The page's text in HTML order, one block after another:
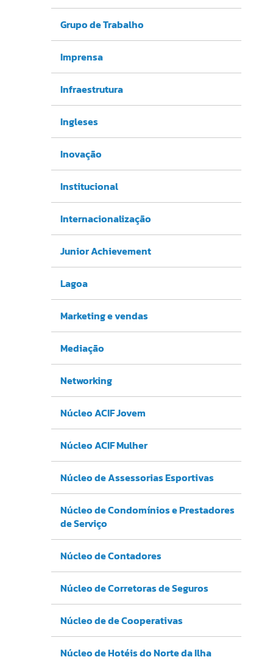
Grupo de Trabalho
Imprensa
Infraestrutura
Ingleses
Inovação
Institucional
Internacionalização
Junior Achievement
Lagoa
Marketing e vendas
Mediação
Networking
Núcleo ACIF Jovem
Núcleo ACIF Mulher
Núcleo de Assessorias Esportivas
Núcleo de Condomínios e Prestadores
de Serviço
Núcleo de Contadores
Núcleo de Corretoras de Seguros
Núcleo de de Cooperativas
Núcleo de Hotéis do Norte da Ilha